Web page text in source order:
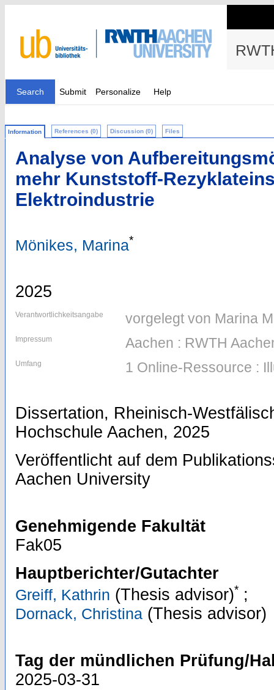
Search Submit Personalize Help
Information References (0) Discussion (0) Files
Analyse von
mehr Kunststoff-
Elektroindustrie
Mönikes, Marina*
2025
Verantwortlichkeitsangabe vorgelegt von Marina
Impressum Aachen : RWTH
Umfang 1 Online-Ressource :
Dissertation, Rheinisch-
Hochschule Aachen, 2025
Veröffentlicht auf dem
Aachen University
Genehmigende Fakultät
Fak05
Hauptberichter/Gutachter
Greiff, Kathrin (Thesis advisor)* ;
Dornack, Christina (Thesis advisor)
Tag der mündlichen Prüfung/
2025-03-31